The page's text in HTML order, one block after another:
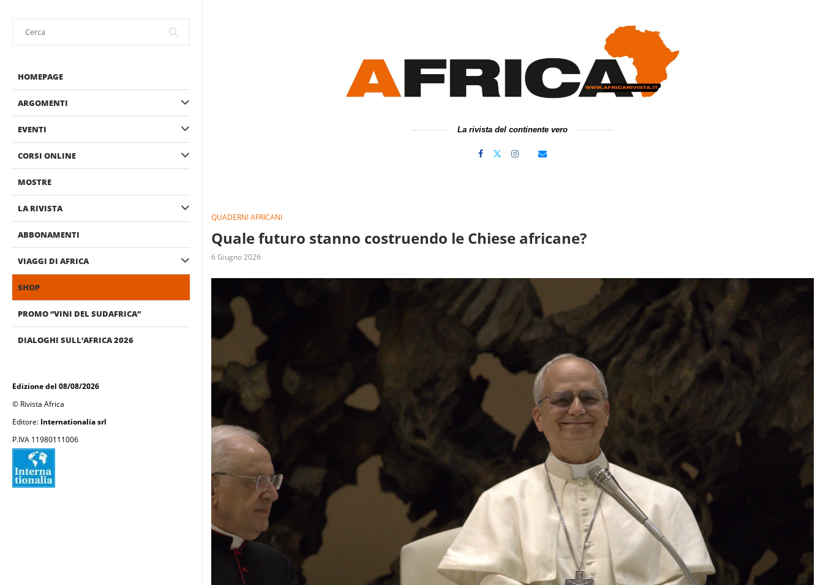
HOMEPAGE
ARGOMENTI
EVENTI
CORSI ONLINE
MOSTRE
LA RIVISTA
ABBONAMENTI
VIAGGI DI AFRICA
SHOP
PROMO “VINI DEL SUDAFRICA”
DIALOGHI SULL’AFRICA 2026
Edizione del 08/08/2026
© Rivista Africa
Editore: Internationalia srl
P.IVA 11980111006
La rivista del continente vero
QUADERNI AFRICANI
Quale futuro stanno costruendo le Chiese africane?
6 Giugno 2026